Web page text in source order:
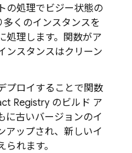
の処理でビジー状態の
くのインスタンスを
処理します。関数がア
ンスタンスはクリーン
プロイすることで関数
Registry のビルド ア
に古いバージョンのイ
アップされ、新しいイ
れます。